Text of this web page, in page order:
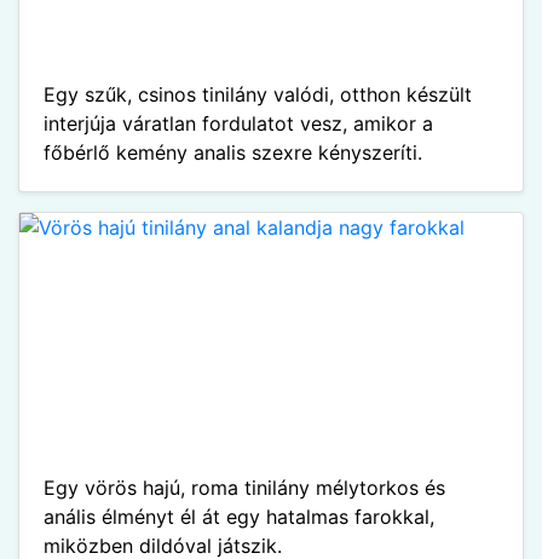
Egy szűk, csinos tinilány valódi, otthon készült
interjúja váratlan fordulatot vesz, amikor a
főbérlő kemény analis szexre kényszeríti.
Egy vörös hajú, roma tinilány mélytorkos és
anális élményt él át egy hatalmas farokkal,
miközben dildóval játszik.